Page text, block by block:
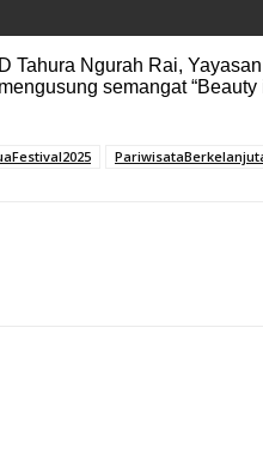
Ngurah Rai,
semangat